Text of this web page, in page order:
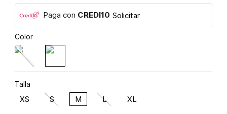
Paga con CREDI10 Solicitar
Color
Talla
XS S M L XL